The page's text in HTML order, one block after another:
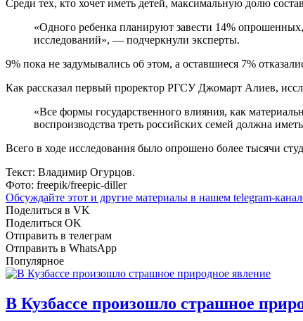
Среди тех, кто хочет иметь детей, максимальную долю
«Одного ребенка планируют завести 14%
исследований», — подчеркнули эксперты.
9% пока не задумывались об этом, а оставшиеся 7%
Как рассказал первый проректор РГСУ Джомарт Алиев,
«Все формы государственного влияния, как
воспроизводства треть российских семей должна
Всего в ходе исследования было опрошено более тысячи
Текст: Владимир Огурцов.
Фото: freepik/freepic-diller
Обсуждайте этот и другие материалы в нашем telegram-
Поделиться в VK
Поделиться OK
Отправить в телеграм
Отправить в WhatsApp
Популярное
В Кузбассе произошло страшное